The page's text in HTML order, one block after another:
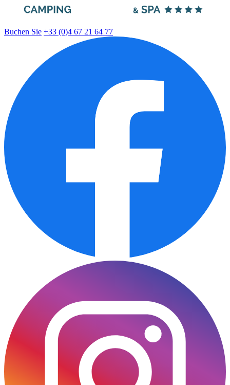
Buchen Sie +33 (0)4 67 21 64 77